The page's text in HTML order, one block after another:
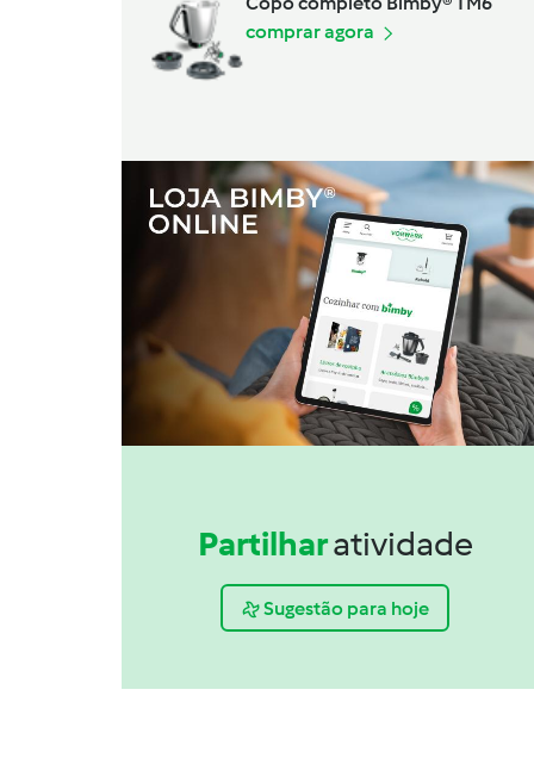
comprar agora
Partilharatividade
Sugestão para hoje